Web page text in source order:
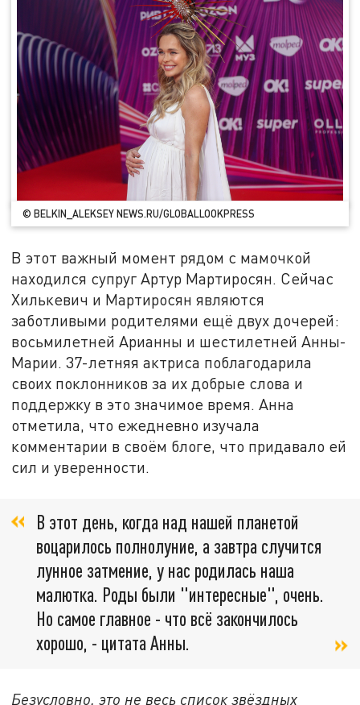
© BELKIN_ALEKSEY NEWS.RU/GLOBALLOOKPRESS
В этот важный момент рядом с мамочкой
находился супруг Артур Мартиросян. Сейчас
Хилькевич и Мартиросян являются
заботливыми родителями ещё двух дочерей:
восьмилетней Арианны и шестилетней Анны-
Марии. 37-летняя актриса поблагодарила
своих поклонников за их добрые слова и
поддержку в это значимое время. Анна
отметила, что ежедневно изучала
комментарии в своём блоге, что придавало ей
сил и уверенности.
В этот день, когда над нашей планетой
воцарилось полнолуние, а завтра случится
лунное затмение, у нас родилась наша
малютка. Роды были "интересные", очень.
Но самое главное - что всё закончилось
хорошо, - цитата Анны.
Безусловно, это не весь список звёздных